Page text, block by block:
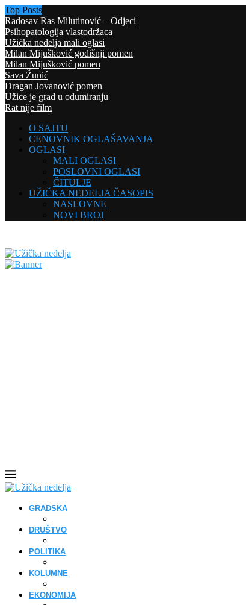
Top Posts
Radosav Ras Milutinović – Odjeci
Psihopatologija vlastodržaca
Užička nedelja mali oglasi
Milan Mijušković godišnji pomen
Milan Mijušković pomen
Sava Žunić
Dragan Jovanović pomen
Užice je grad u odumiranju
Rat nije film
O SAJTU
CENOVNIK OGLAŠAVANJA
OGLASI
MALI OGLASI
POSLOVNI OGLASI
ČITULJE
UŽIČKA NEDELJA ČASOPIS
NASLOVNE
NOVI BROJ
GRADSKA
DRUŠTVO
POLITIKA
KOLUMNE
EKONOMIJA